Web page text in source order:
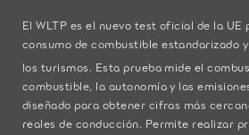
El WLTP es el nuevo test oficial de la UE
consumo de combustible estandarizado
los turismos. Esta prueba mide el
combustible, la autonomía y las
diseñado para obtener cifras más
reales de conducción. Permite realizar